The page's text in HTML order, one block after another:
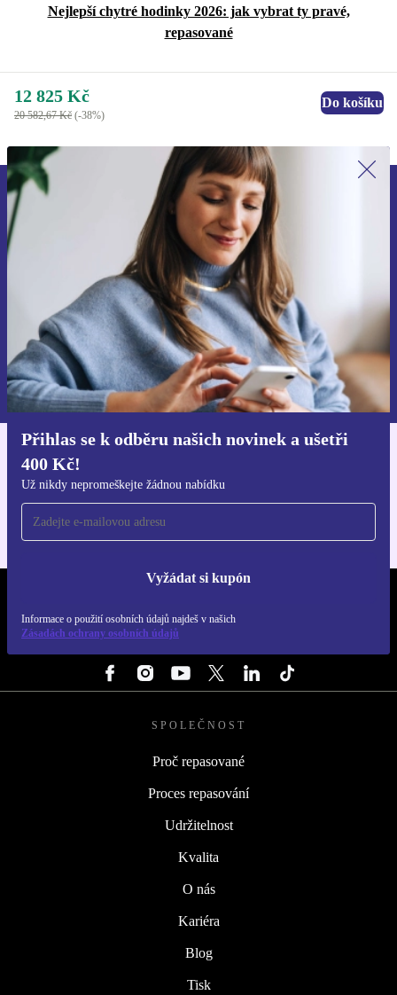
Nejlepší chytré hodinky 2026: jak vybrat ty pravé,
repasované
12 825 Kč
20 582,67 Kč (-38%)
Do košíku
Přihlas se k odběru našich novinek a ušetři
400 Kč!
Už nikdy nepromeškejte žádnou nabídku
Vyžádat si kupón
Informace o použití osobních údajů najdeš v našich
Zásadách ochrany osobních údajů
Přihlas se k odběru našich novinek a
ušetři 400 Kč!
Už nikdy nepromeškej žádnou nabídku.
Chci voucher
Informace o použití osobních údajů najdeš v našich
Zásadách ochrany osobních údajů.
Pro iOS a Android
SPOLEČNOST
Proč repasované
Proces repasování
Udržitelnost
Kvalita
O nás
Kariéra
Blog
Tisk